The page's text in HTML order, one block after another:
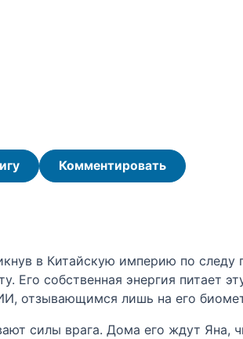
Комментировать
в Китайскую империю по следу
собственная энергия питает
отзывающимся лишь на его
силы врага. Дома его ждут Яна,